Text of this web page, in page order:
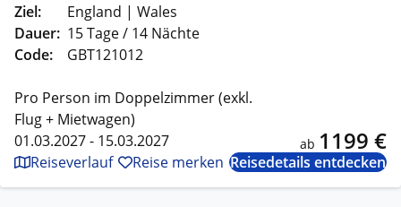
Ziel:
England | Wales
Dauer: 15 Tage / 14 Nächte
Code:
GBT121012
Pro Person im Doppelzimmer (exkl.
Flug + Mietwagen)
01.03.2027 - 15.03.2027
ab 1199 €
Reiseverlauf Reise merken Reisedetails entdecken